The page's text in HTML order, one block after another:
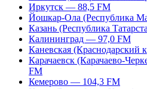
Иркутск — 88,5 FM
Йошкар-Ола (Республика
Казань (Республика
Калининград — 97,0 FM
Каневская (Краснодарский
Карачаевск (Карачаево-
FM
Кемерово — 104,3 FM